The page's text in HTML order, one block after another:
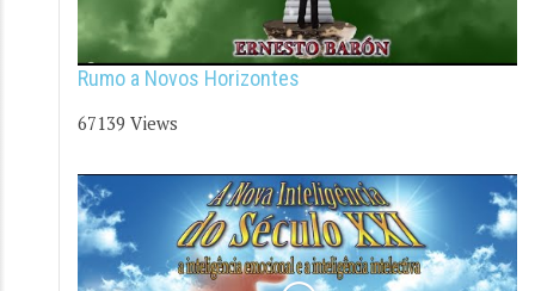
Rumo a Novos Horizontes
67139 Views